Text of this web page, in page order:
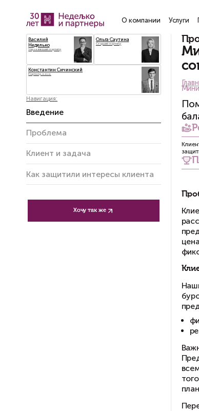
О компании
Василий
Управляющий партнёр
Ольга Саутина
Старший партнёр
Навигация:
Введение
Проблема
Как защитили интересы клиента